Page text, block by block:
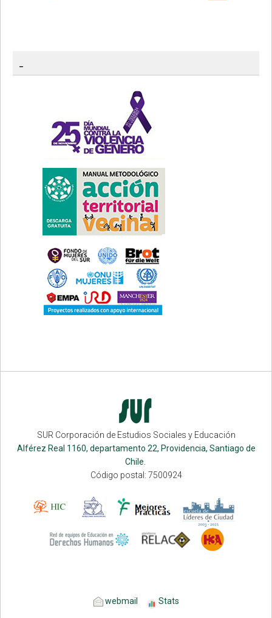
SUR Corporación de Estudios Sociales y Educación
Alférez Real 1160, departamento 22, Providencia, Santiago de
Chile.
Código postal: 7500924
webmail Stats